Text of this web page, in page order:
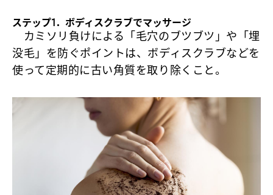
ステップ1．ボディスクラブでマッサージ
カミソリ負けによる「毛穴のブツブツ」や「埋
没毛」を防ぐポイントは、ボディスクラブなどを
使って定期的に古い角質を取り除くこと。